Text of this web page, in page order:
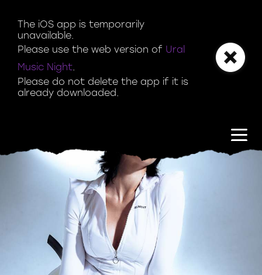
The iOS app is temporarily
unavailable.
Please use the web version of Ural
Music Night.
Please do not delete the app if it is
already downloaded.